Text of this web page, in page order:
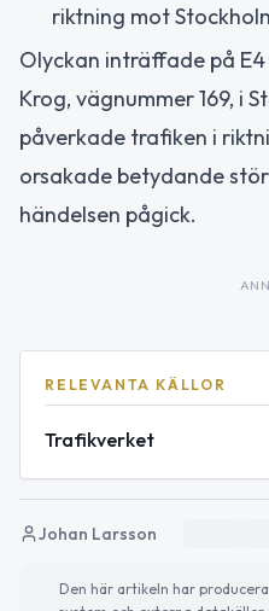
riktning mot
Olyckan inträffade på
Krog, vägnummer 169, i
påverkade trafiken i
orsakade betydande
händelsen pågick.
RELEVANTA KÄLLOR
Trafikverket
Johan Larsson
Den här artikeln har